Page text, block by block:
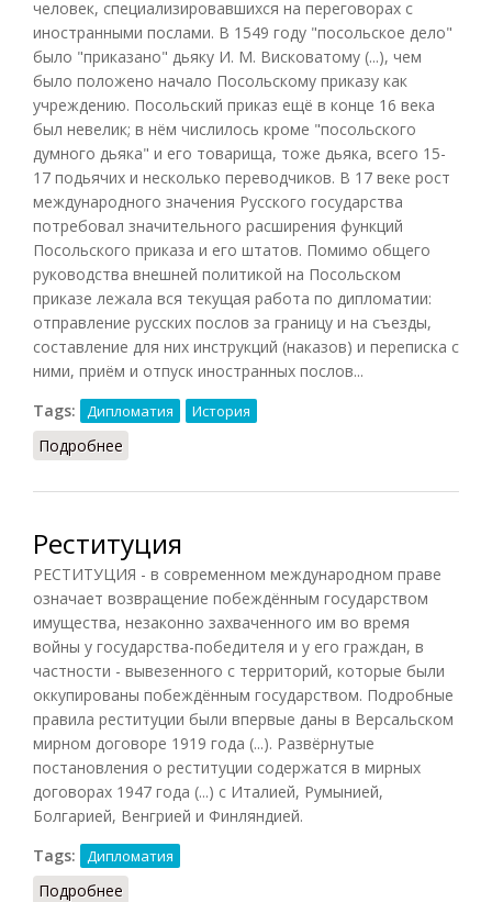
человек, специализировавшихся на переговорах с
иностранными послами. В 1549 году "посольское дело"
было "приказано" дьяку И. М. Висковатому (...), чем
было положено начало Посольскому приказу как
учреждению. Посольский приказ ещё в конце 16 века
был невелик; в нём числилось кроме "посольского
думного дьяка" и его товарища, тоже дьяка, всего 15-
17 подьячих и несколько переводчиков. В 17 веке рост
международного значения Русского государства
потребовал значительного расширения функций
Посольского приказа и его штатов. Помимо общего
руководства внешней политикой на Посольском
приказе лежала вся текущая работа по дипломатии:
отправление русских послов за границу и на съезды,
составление для них инструкций (наказов) и переписка с
ними, приём и отпуск иностранных послов...
Tags:
Дипломатия История
Подробнее
Реституция
РЕСТИТУЦИЯ - в современном международном праве
означает возвращение побеждённым государством
имущества, незаконно захваченного им во время
войны у государства-победителя и у его граждан, в
частности - вывезенного с территорий, которые были
оккупированы побеждённым государством. Подробные
правила реституции были впервые даны в Версальском
мирном договоре 1919 года (...). Развёрнутые
постановления о реституции содержатся в мирных
договорах 1947 года (...) с Италией, Румынией,
Болгарией, Венгрией и Финляндией.
Tags:
Дипломатия
Подробнее